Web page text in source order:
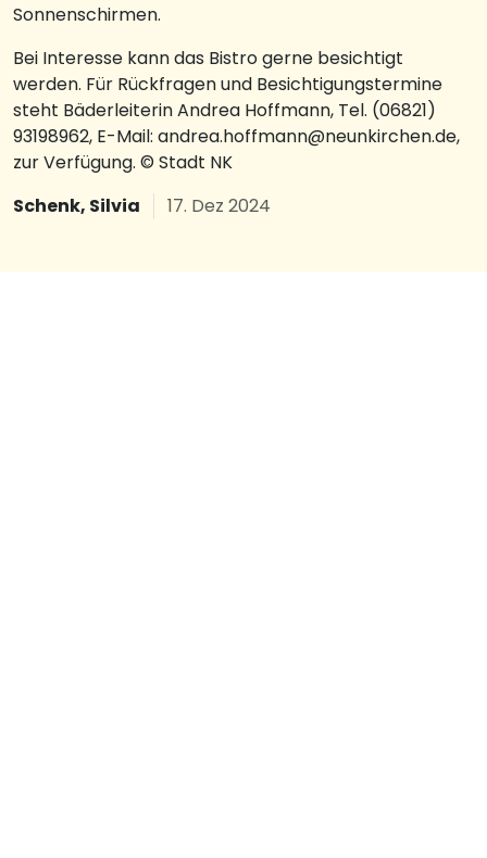
Sonnenschirmen.
Bei Interesse kann das Bistro gerne besichtigt
werden. Für Rückfragen und Besichtigungstermine
steht Bäderleiterin Andrea Hoffmann, Tel. (06821)
93198962, E-Mail: andrea.hoffmann@neunkirchen.de,
zur Verfügung. © Stadt NK
Schenk, Silvia
17. Dez 2024